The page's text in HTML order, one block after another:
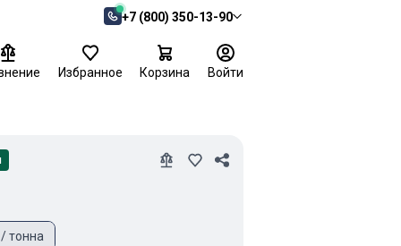
+7 (800) 350-13-90
Избранное Корзина Войти
тонна